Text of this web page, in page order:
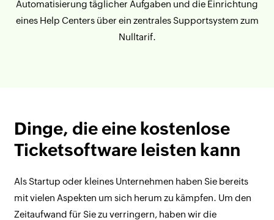
Automatisierung täglicher Aufgaben und die Einrichtung
eines Help Centers über ein zentrales Supportsystem zum
Nulltarif.
Dinge, die eine kostenlose
Ticketsoftware leisten kann
Als Startup oder kleines Unternehmen haben Sie bereits
mit vielen Aspekten um sich herum zu kämpfen. Um den
Zeitaufwand für Sie zu verringern, haben wir die